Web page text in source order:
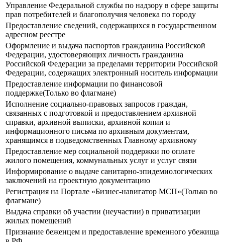
Управление Федеральной службы по надзору в сфере защиты
прав потребителей и благополучия человека по городу
Предоставление сведений, содержащихся в государственном
адресном реестре
Оформление и выдача паспортов гражданина Российской
Федерации, удостоверяющих личность гражданина
Российской Федерации за пределами территории Российской
Федерации, содержащих электронный носитель информации
Предоставление информации по финансовой
поддержке(Только во флагмане)
Исполнение социально-правовых запросов граждан,
связанных с подготовкой и предоставлением архивной
справки, архивной выписки, архивной копии и
информационного письма по архивным документам,
хранящимся в подведомственных Главному архивному
Предоставление мер социальной поддержки по оплате
жилого помещения, коммунальных услуг и услуг связи
Информирование о выдаче санитарно-эпидемиологических
заключений на проектную документацию
Регистрация на Портале «Бизнес-навигатор МСП»(Только во
флагмане)
Выдача справки об участии (неучастии) в приватизации
жилых помещений
Признание беженцем и предоставление временного убежища